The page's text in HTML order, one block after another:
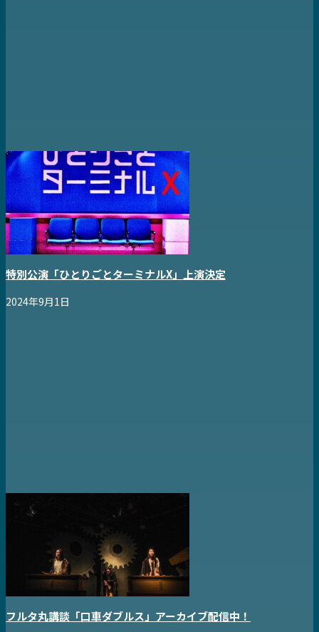
特別公演「ひとりごとターミナルX」上演決定
2024年9月1日
フルタ丸講談「口車ダブルス」アーカイブ配信中！